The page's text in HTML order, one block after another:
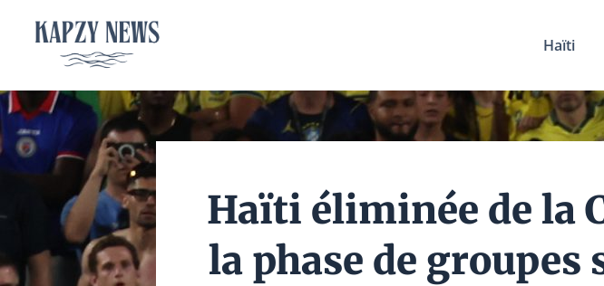
contenu
Haïti
Haïti éliminée de la
la phase de groupes